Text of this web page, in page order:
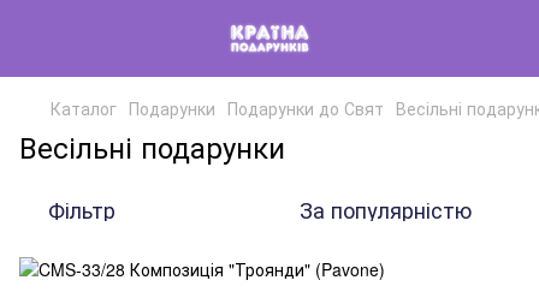
Каталог Подарунки Подарунки до Свят Весільні
Весільні подарунки
Фільтр За популярністю